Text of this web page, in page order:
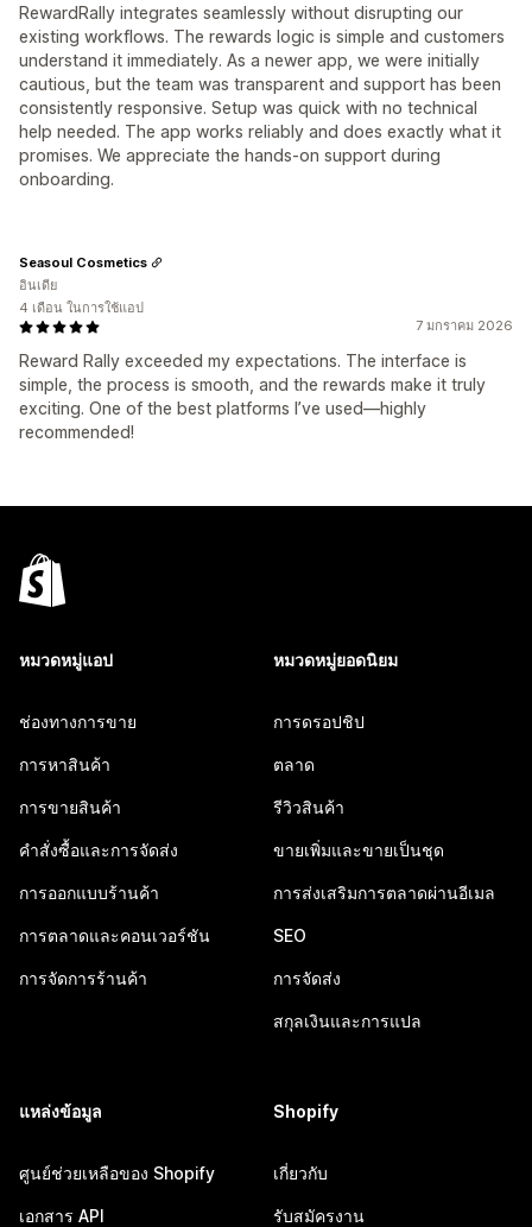
RewardRally integrates seamlessly without disrupting our
existing workflows. The rewards logic is simple and customers
understand it immediately. As a newer app, we were initially
cautious, but the team was transparent and support has been
consistently responsive. Setup was quick with no technical
help needed. The app works reliably and does exactly what it
promises. We appreciate the hands-on support during
onboarding.
7 มกราคม 2026
Reward Rally exceeded my expectations. The interface is
simple, the process is smooth, and the rewards make it truly
exciting. One of the best platforms I’ve used—highly
recommended!
Seasoul Cosmetics
อินเดีย
4 เดือน ในการใช้แอป
หมวดหมู่แอป
ช่องทางการขาย
การหาสินค้า
การขายสินค้า
คำสั่งซื้อและการจัดส่ง
การออกแบบร้านค้า
การตลาดและคอนเวอร์ชัน
การจัดการร้านค้า
หมวดหมู่ยอดนิยม
การดรอปชิป
ตลาด
รีวิวสินค้า
ขายเพิ่มและขายเป็นชุด
การส่งเสริมการตลาดผ่านอีเมล
SEO
การจัดส่ง
สกุลเงินและการแปล
แหล่งข้อมูล
ศูนย์ช่วยเหลือของ Shopify
เอกสาร API
Shopify
เกี่ยวกับ
รับสมัครงาน